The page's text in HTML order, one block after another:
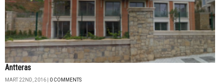
Antteras
MART 22ND, 2016 | 0 COMMENTS